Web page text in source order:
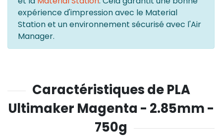
expérience d'impression avec le Material
Station et un environnement sécurisé avec l'Air
Manager.
Caractéristiques de PLA
Ultimaker Magenta - 2.85mm -
750g